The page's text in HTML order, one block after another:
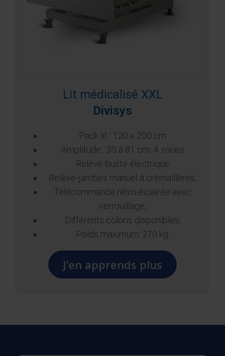
Lit médicalisé XXL
Divisys
Pack lit : 120 x 200 cm
Amplitude : 35 à 81 cm; 4 roues
Relève-buste électrique
Relève-jambes manuel à crémaillères;
Télécommande rétro-éclairée avec
verrouillage;
Différents coloris disponibles;
Poids maximum: 270 kg.
J’en apprends plus